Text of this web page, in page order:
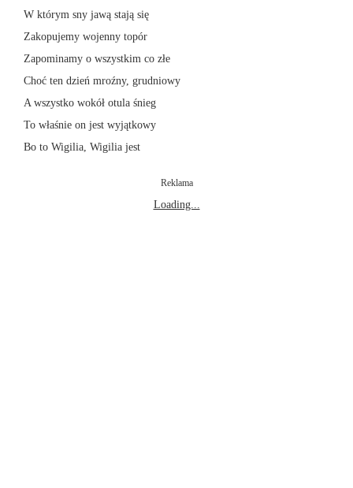
W którym sny jawą stają się
Zakopujemy wojenny topór
Zapominamy o wszystkim co złe
Choć ten dzień mroźny, grudniowy
A wszystko wokół otula śnieg
To właśnie on jest wyjątkowy
Bo to Wigilia, Wigilia jest
Reklama
Loading...